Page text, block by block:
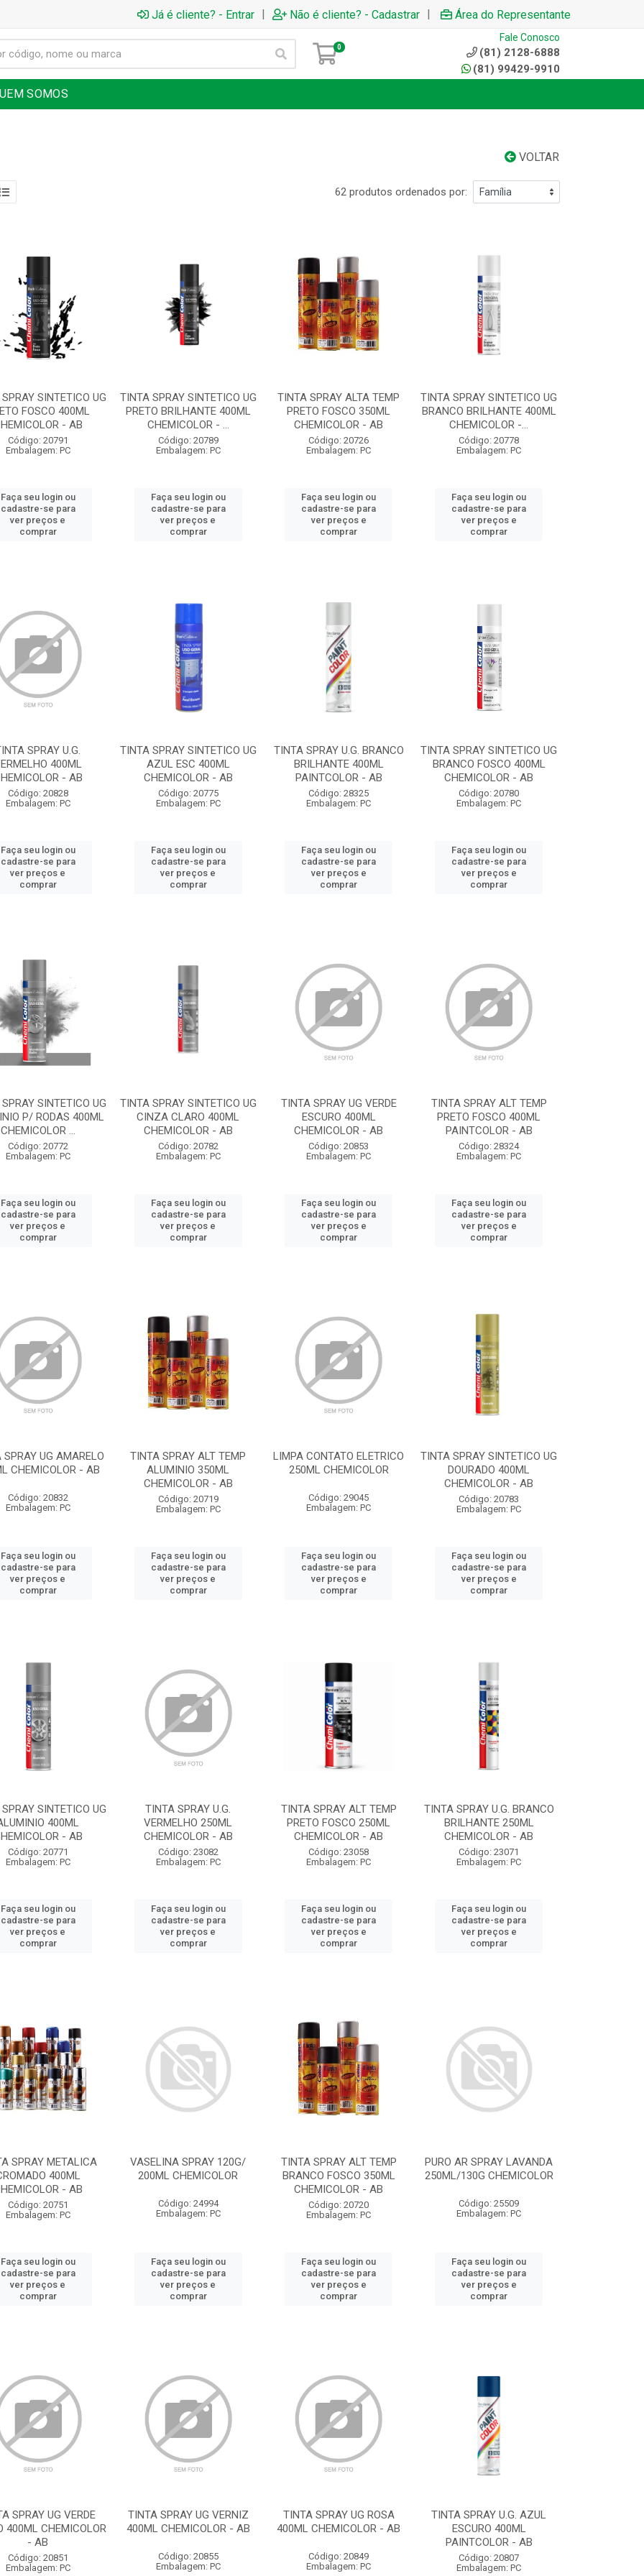
Já é cliente? - Entrar | Não é cliente? - Cadastrar | Área do Representante
0
Fale Conosco
(81) 2128-6888
(81) 99429-9910
SOMOS
VOLTAR
62 produtos ordenados por:
SINTETICO UG
FOSCO 400ML
- AB
Código: 20791
Embalagem: PC
Faça seu login ou
cadastre-se para
ver preços e
comprar
TINTA SPRAY SINTETICO UG
PRETO BRILHANTE 400ML
CHEMICOLOR - ...
Código: 20789
Embalagem: PC
Faça seu login ou
cadastre-se para
ver preços e
comprar
TINTA SPRAY ALTA TEMP
PRETO FOSCO 350ML
CHEMICOLOR - AB
Código: 20726
Embalagem: PC
Faça seu login ou
cadastre-se para
ver preços e
comprar
TINTA SPRAY SINTETICO UG
BRANCO BRILHANTE 400ML
CHEMICOLOR -...
Código: 20778
Embalagem: PC
Faça seu login ou
cadastre-se para
ver preços e
comprar
SPRAY U.G.
400ML
- AB
Código: 20828
Embalagem: PC
Faça seu login ou
cadastre-se para
ver preços e
comprar
TINTA SPRAY SINTETICO UG
AZUL ESC 400ML
CHEMICOLOR - AB
Código: 20775
Embalagem: PC
Faça seu login ou
cadastre-se para
ver preços e
comprar
TINTA SPRAY U.G. BRANCO
BRILHANTE 400ML
PAINTCOLOR - AB
Código: 28325
Embalagem: PC
Faça seu login ou
cadastre-se para
ver preços e
comprar
TINTA SPRAY SINTETICO UG
BRANCO FOSCO 400ML
CHEMICOLOR - AB
Código: 20780
Embalagem: PC
Faça seu login ou
cadastre-se para
ver preços e
comprar
SINTETICO UG
P/ RODAS 400ML
CHEMICOLOR ...
Código: 20772
Embalagem: PC
Faça seu login ou
cadastre-se para
ver preços e
comprar
TINTA SPRAY SINTETICO UG
CINZA CLARO 400ML
CHEMICOLOR - AB
Código: 20782
Embalagem: PC
Faça seu login ou
cadastre-se para
ver preços e
comprar
TINTA SPRAY UG VERDE
ESCURO 400ML
CHEMICOLOR - AB
Código: 20853
Embalagem: PC
Faça seu login ou
cadastre-se para
ver preços e
comprar
TINTA SPRAY ALT TEMP
PRETO FOSCO 400ML
PAINTCOLOR - AB
Código: 28324
Embalagem: PC
Faça seu login ou
cadastre-se para
ver preços e
comprar
UG AMARELO
CHEMICOLOR - AB
Código: 20832
Embalagem: PC
Faça seu login ou
cadastre-se para
ver preços e
comprar
TINTA SPRAY ALT TEMP
ALUMINIO 350ML
CHEMICOLOR - AB
Código: 20719
Embalagem: PC
Faça seu login ou
cadastre-se para
ver preços e
comprar
LIMPA CONTATO ELETRICO
250ML CHEMICOLOR
Código: 29045
Embalagem: PC
Faça seu login ou
cadastre-se para
ver preços e
comprar
TINTA SPRAY SINTETICO UG
DOURADO 400ML
CHEMICOLOR - AB
Código: 20783
Embalagem: PC
Faça seu login ou
cadastre-se para
ver preços e
comprar
SINTETICO UG
400ML
- AB
Código: 20771
Embalagem: PC
Faça seu login ou
cadastre-se para
ver preços e
comprar
TINTA SPRAY U.G.
VERMELHO 250ML
CHEMICOLOR - AB
Código: 23082
Embalagem: PC
Faça seu login ou
cadastre-se para
ver preços e
comprar
TINTA SPRAY ALT TEMP
PRETO FOSCO 250ML
CHEMICOLOR - AB
Código: 23058
Embalagem: PC
Faça seu login ou
cadastre-se para
ver preços e
comprar
TINTA SPRAY U.G. BRANCO
BRILHANTE 250ML
CHEMICOLOR - AB
Código: 23071
Embalagem: PC
Faça seu login ou
cadastre-se para
ver preços e
comprar
SPRAY METALICA
400ML
- AB
Código: 20751
Embalagem: PC
Faça seu login ou
cadastre-se para
ver preços e
comprar
VASELINA SPRAY 120G/
200ML CHEMICOLOR
Código: 24994
Embalagem: PC
Faça seu login ou
cadastre-se para
ver preços e
comprar
TINTA SPRAY ALT TEMP
BRANCO FOSCO 350ML
CHEMICOLOR - AB
Código: 20720
Embalagem: PC
Faça seu login ou
cadastre-se para
ver preços e
comprar
PURO AR SPRAY LAVANDA
250ML/130G CHEMICOLOR
Código: 25509
Embalagem: PC
Faça seu login ou
cadastre-se para
ver preços e
comprar
SPRAY UG VERDE
400ML CHEMICOLOR
- AB
Código: 20851
Embalagem: PC
TINTA SPRAY UG VERNIZ
400ML CHEMICOLOR - AB
Código: 20855
Embalagem: PC
TINTA SPRAY UG ROSA
400ML CHEMICOLOR - AB
Código: 20849
Embalagem: PC
TINTA SPRAY U.G. AZUL
ESCURO 400ML
PAINTCOLOR - AB
Código: 20807
Embalagem: PC